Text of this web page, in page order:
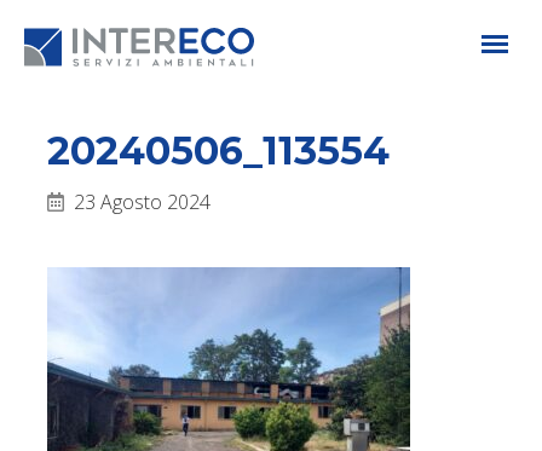
20240506_113554
23 Agosto 2024